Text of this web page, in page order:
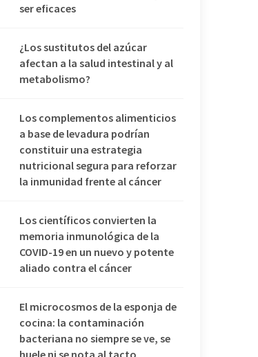
ser eficaces
¿Los sustitutos del azúcar
afectan a la salud intestinal y al
metabolismo?
Los complementos alimenticios
a base de levadura podrían
constituir una estrategia
nutricional segura para reforzar
la inmunidad frente al cáncer
Los científicos convierten la
memoria inmunológica de la
COVID-19 en un nuevo y potente
aliado contra el cáncer
El microcosmos de la esponja de
cocina: la contaminación
bacteriana no siempre se ve, se
huele ni se nota al tacto